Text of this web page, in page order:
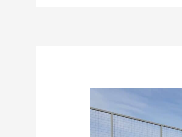
ne
comportăm